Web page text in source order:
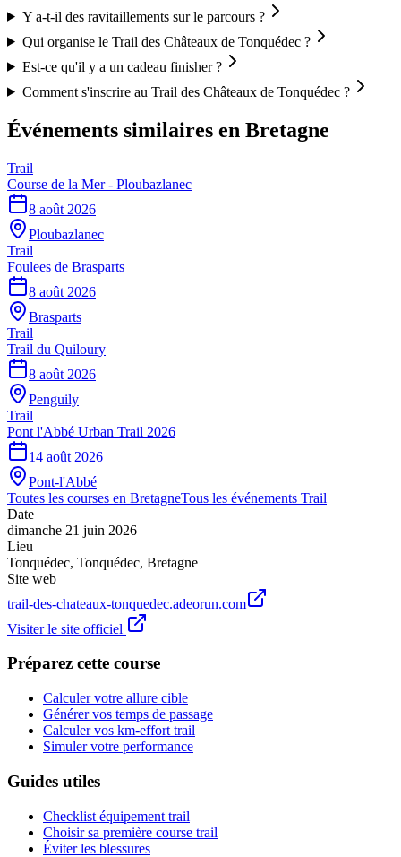
Y a-t-il des ravitaillements sur le parcours ?
Qui organise le Trail des Châteaux de Tonquédec ?
Est-ce qu'il y a un cadeau finisher ?
Comment s'inscrire au Trail des Châteaux de Tonquédec ?
Événements similaires en Bretagne
Trail
Course de la Mer - Ploubazlanec
8 août 2026
Ploubazlanec
Trail
Foulees de Brasparts
8 août 2026
Brasparts
Trail
Trail du Quiloury
8 août 2026
Penguily
Trail
Pont l'Abbé Urban Trail 2026
14 août 2026
Pont-l'Abbé
Toutes les courses en BretagneTous les événements Trail
Date
dimanche 21 juin 2026
Lieu
Tonquédec, Tonquédec, Bretagne
Site web
trail-des-chateaux-tonquedec.adeorun.com
Visiter le site officiel
Préparez cette course
Calculer votre allure cible
Générer vos temps de passage
Calculer vos km-effort trail
Simuler votre performance
Guides utiles
Checklist équipement trail
Choisir sa première course trail
Éviter les blessures